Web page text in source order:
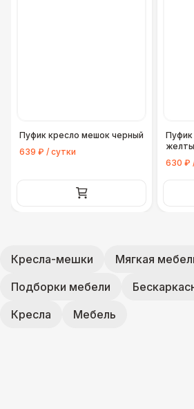
Пуфик кресло мешок черный
639 ₽ / сутки
630 ₽
Кресла-мешки
Мягкая
Подборки мебели
Кресла
Мебель